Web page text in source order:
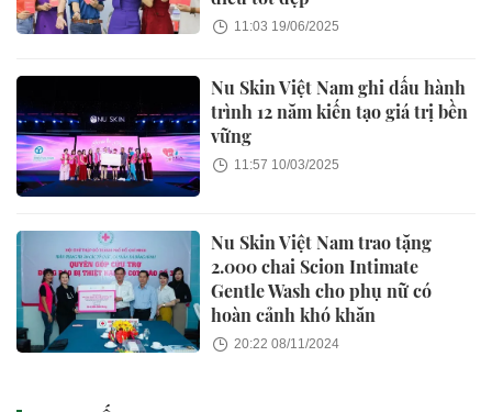
11:03 19/06/2025
Nu Skin Việt Nam ghi dấu hành
trình 12 năm kiến tạo giá trị bền
vững
11:57 10/03/2025
Nu Skin Việt Nam trao tặng
2.000 chai Scion Intimate
Gentle Wash cho phụ nữ có
hoàn cảnh khó khăn
20:22 08/11/2024